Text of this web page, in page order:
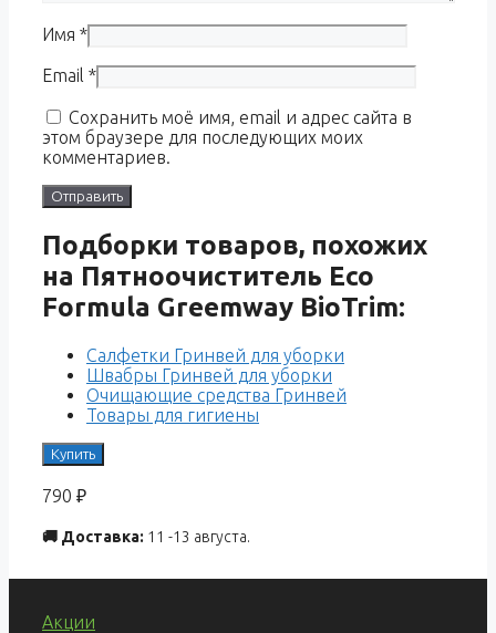
Имя *
Email *
Сохранить моё имя, email и адрес сайта в
этом браузере для последующих моих
комментариев.
Подборки товаров, похожих
на Пятноочиститель Eco
Formula Greemway BioTrim:
Салфетки Гринвей для уборки
Швабры Гринвей для уборки
Очищающие средства Гринвей
Товары для гигиены
Купить
790 ₽
🚚 Доставка: 11 -13 августа.
Акции